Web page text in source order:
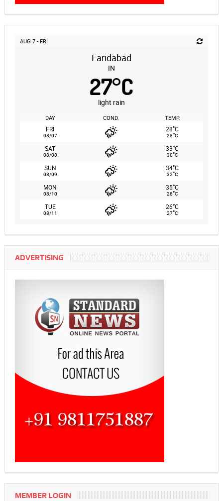
AUG 7 - FRI
Faridabad
IN
27°C
light rain
DAY COND. TEMP.
FRI
08/07
28°C
28°C
SAT
08/08
33°C
30°C
SUN
08/09
34°C
32°C
MON
08/10
35°C
28°C
TUE
08/11
26°C
27°C
ADVERTISING
MEMBER LOGIN